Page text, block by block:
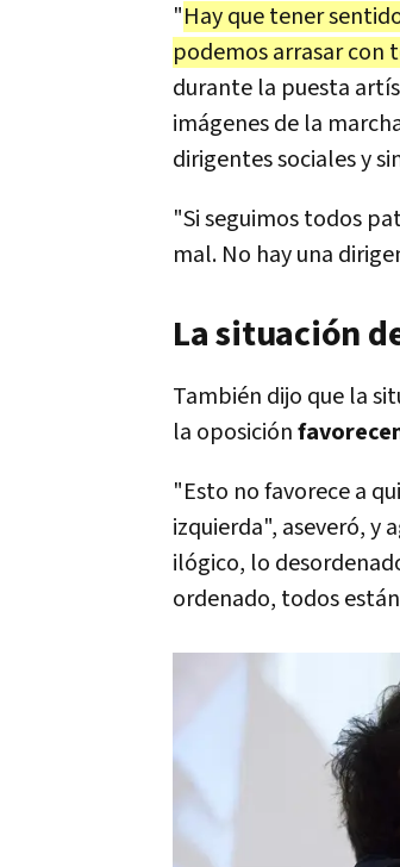
"Hay que tener
podemos arrasar con
durante la puesta
imágenes de la
dirigentes sociales y
"Si seguimos todos
mal. No hay una
La situación
También dijo que la
la oposición
"Esto no favorece a
izquierda", aseveró, y
ilógico, lo
ordenado, todos